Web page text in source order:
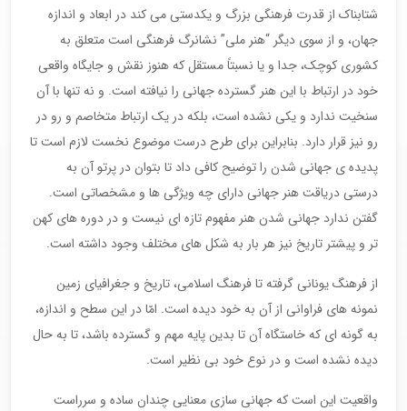
شتابناک از قدرت فرهنگی بزرگ و یکدستی می کند در ابعاد و اندازه
جهان، و از سوی دیگر “هنر ملی” نشانرگ فرهنگی است متعلق به
کشوری کوچک، جدا و یا نسبتاً مستقل که هنوز نقش و جایگاه واقعی
خود در ارتباط با این هنر گسترده جهانی را نیافته است. و نه تنها با آن
سنخیت ندارد و یکی نشده است، بلکه در یک ارتباط متخاصم و رو در
رو نیز قرار دارد. بنابراین برای طرح درست موضوع نخست لازم است تا
پدیده ی جهانی شدن را توضیح کافی داد تا بتوان در پرتو آن به
درستی دریاقت هنر جهانی دارای چه ویژگی ها و مشخصاتی است.
گفتن ندارد جهانی شدن هنر مفهوم تازه ای نیست و در دوره های کهن
تر و پیشتر تاریخ نیز هر بار به شکل های مختلف وجود داشته است.
از فرهنگ یونانی گرفته تا فرهنگ اسلامی، تاریخ و جغرافیای زمین
نمونه های فراوانی از آن به خود دیده است. امّا در این سطح و اندازه،
به گونه ای که خاستگاه آن تا بدین پایه مهم و گسترده باشد، تا به حال
دیده نشده است و در نوع خود بی نظیر است.
واقعیت این است که جهانی سازی معنایی چندان ساده و سرراست